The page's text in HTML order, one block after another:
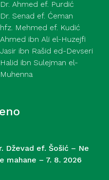
Dr. Ahmed ef. Purdić
Dr. Senad ef. Ćeman
hfz. Mehmed ef. Kudić
Ahmed ibn Ali el-Huzejfi
Jasir ibn Rašid ed-Devseri
Halid ibn Sulejman el-
Muhenna
Dževad ef. Šošić – Ne
mahane – 7. 8. 2026